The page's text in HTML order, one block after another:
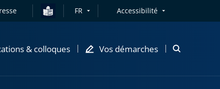
FR Accessibilité
& colloques Vos démarches
Ouvrir